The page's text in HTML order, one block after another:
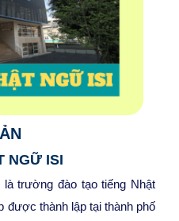
NGỮ ISI
trường đào tạo tiếng Nhật
được thành lập tại thành phố